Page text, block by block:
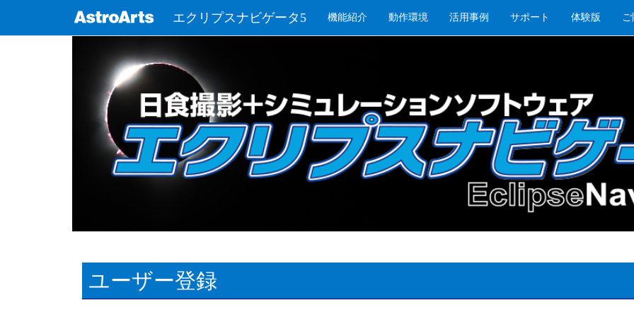
エクリプスナビゲータ5 機能紹介 動作環境 活用事例 サポート 体験版
ユーザー登録